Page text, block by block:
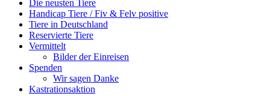
Die neusten Tiere
Handicap Tiere / Fiv & Felv positive
Tiere in Deutschland
Reservierte Tiere
Vermittelt
Bilder der Einreisen
Spenden
Wir sagen Danke
Kastrationsaktion